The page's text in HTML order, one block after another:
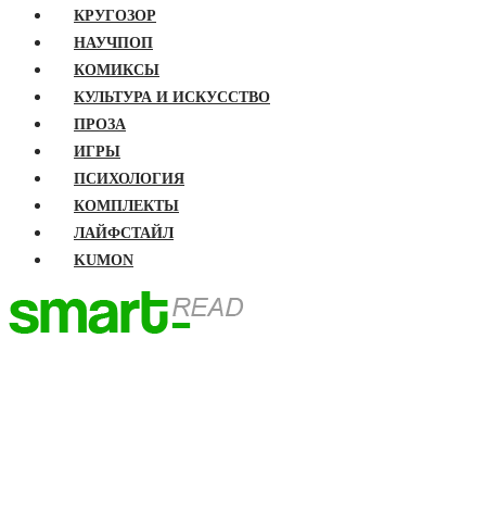
КРУГОЗОР
НАУЧПОП
КОМИКСЫ
КУЛЬТУРА И ИСКУССТВО
ПРОЗА
ИГРЫ
ПСИХОЛОГИЯ
КОМПЛЕКТЫ
ЛАЙФСТАЙЛ
KUMON